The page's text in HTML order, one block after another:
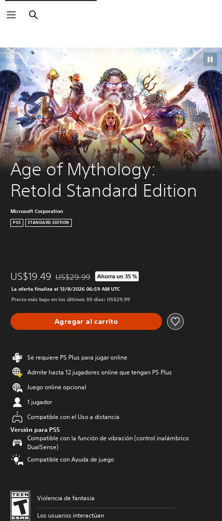
Buscar
Age of Mythology:
Retold Standard Edition
Microsoft Corporation
PS5 STANDARD EDITION
US$19.49 Rebajado del precio original de US$29.99
US$29.99 Ahorra un 35 %
La oferta finaliza el 13/8/2026 06:59 AM UTC
Precio más bajo en los últimos 30 días: US$29.99
Agregar al carrito
Se requiere PS Plus para jugar online
Admite hasta 12 jugadores online que tengan PS Plus
Juego online opcional
1 jugador
Compatible con el Uso a distancia
Versión para PS5
Compatible con la función de vibración (control inalámbrico
DualSense)
Compatible con Ayuda de juego
Violencia de fantasía
Los usuarios interactúan